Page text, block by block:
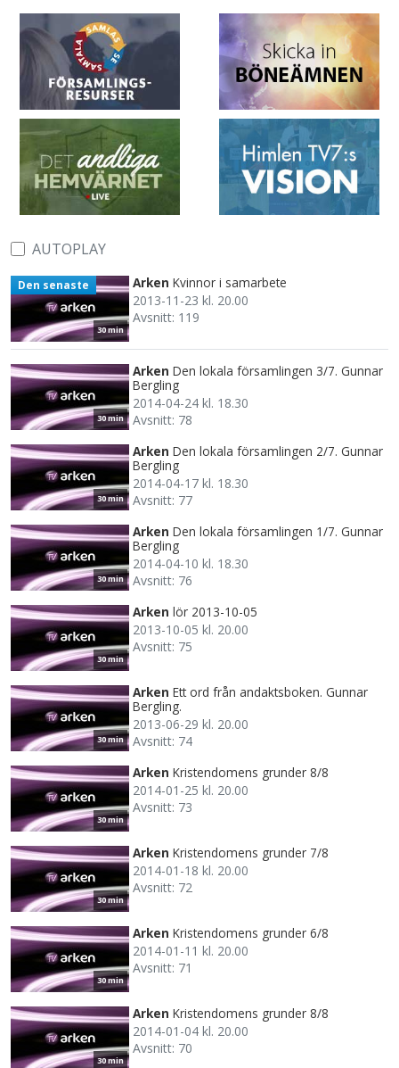
AUTOPLAY
30 min
Den senaste Arken Kvinnor i samarbete
2013-11-23 kl. 20.00
Avsnitt: 119
30 min
Arken Den lokala församlingen 3/7. Gunnar
Bergling
2014-04-24 kl. 18.30
Avsnitt: 78
30 min
Arken Den lokala församlingen 2/7. Gunnar
Bergling
2014-04-17 kl. 18.30
Avsnitt: 77
30 min
Arken Den lokala församlingen 1/7. Gunnar
Bergling
2014-04-10 kl. 18.30
Avsnitt: 76
30 min
Arken lör 2013-10-05
2013-10-05 kl. 20.00
Avsnitt: 75
30 min
Arken Ett ord från andaktsboken. Gunnar
Bergling.
2013-06-29 kl. 20.00
Avsnitt: 74
30 min
Arken Kristendomens grunder 8/8
2014-01-25 kl. 20.00
Avsnitt: 73
30 min
Arken Kristendomens grunder 7/8
2014-01-18 kl. 20.00
Avsnitt: 72
30 min
Arken Kristendomens grunder 6/8
2014-01-11 kl. 20.00
Avsnitt: 71
30 min
Arken Kristendomens grunder 8/8
2014-01-04 kl. 20.00
Avsnitt: 70